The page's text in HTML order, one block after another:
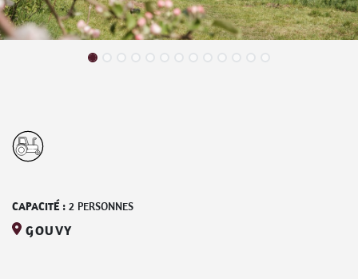
CAPACITÉ : 2 PERSONNES
GOUVY